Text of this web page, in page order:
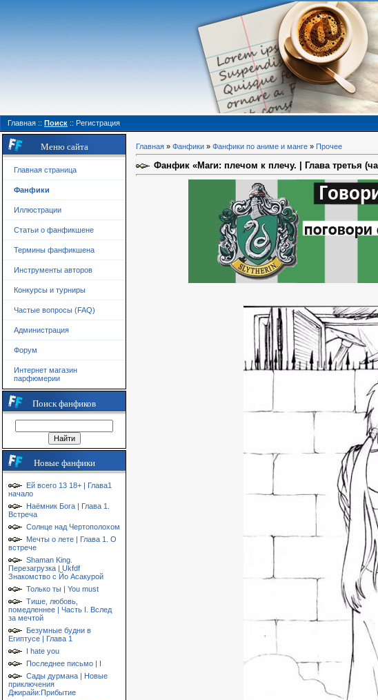
Главная :: Поиск :: Регистрация
Меню сайта
Главная страница
Фанфики
Иллюстрации
Статьи о фанфикшене
Термины фанфикшена
Инструменты авторов
Конкурсы и турниры
Частые вопросы (FAQ)
Администрация
Форум
Интернет магазин
парфюмерии
Поиск фанфиков
Новые фанфики
Ей всего 13 18+ | Глава1
начало
Наёмник Бога | Глава 1.
Встреча
Солнце над Чертополохом
Мечты о лете | Глава 1. О
встрече
Shaman King.
Перезагрузка | Ukfdf
Знакомство с Йо Асакурой
Только ты | You must
Тише, любовь,
помедленнее | Часть I. Вслед
за мечтой
Безумные будни в
Египтусе | Глава 1
I hate you
Последнее письмо | I
Сады дурмана | Новые
приключения
Джирайи:Прибытие
Главная » Фанфики » Фанфики по аниме и манге » Прочее
Фанфик «Маги: плечом к плечу. | Глава третья